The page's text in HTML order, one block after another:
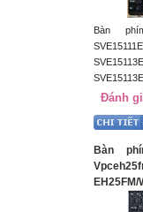
Bàn
Đánh
Bàn
EH25FM/